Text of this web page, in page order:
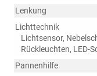
Lenkung
Lichttechnik
Lichtsensor,
Rückleuchten, LED-
Pannenhilfe